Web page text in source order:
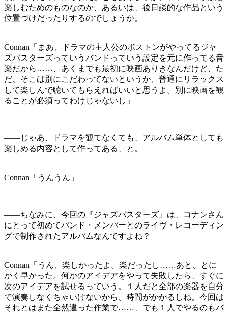
楽しむためのものなのか、あるいは、後日談的な作品という
位置づけだったりするのでしょうか。
Connan「まあ、ドラマの主人公のボストンがやってるジャ
ズバスターズっていうバンドっていう設定を元に作ってる音
楽だから……、あくまでも最初に映画ありきなんだけど、た
だ、そこは別にこだわってないというか、普通にリラックス
して楽しんで聴いてもらえればいいと思うよ。別に映画を観
ることが必須ってわけじゃないし」
――じゃあ、ドラマを観てなくても、アルバム単体としても
楽しめる内容として作ってある、と。
Connan「うんうん」
――ちなみに、今回の『ジャズバスターズ』は、コナンさん
にとって初めてバンド・メンバーとのライヴ・レコーディン
グで制作されたアルバムなんですよね？
Connan「うん、楽しかったよ。楽だったし……あと、とに
かく早かった。何かのアイデアをやって失敗したら、すぐに
次のアイデアを試せるっていう。１人だと全部の楽器を自分
で演奏しなくちゃいけないから、時間がかかるしね。今回は
それとはまた全然違った作業で……、でも１人でやるのもバ